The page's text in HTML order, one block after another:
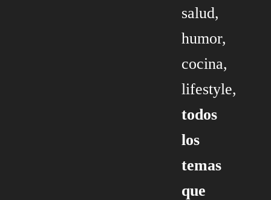
salud,
humor,
cocina,
lifestyle,
todos
los
temas
que